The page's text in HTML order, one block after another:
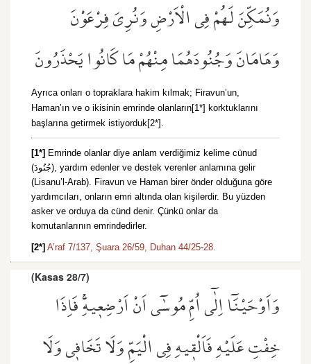
وَنُمَكِّنَ لَهُمْ فِي الْاَرْضِ وَنُرِيَ فِرْعَوْنَ
وَهَامَانَ وَجُنُودَهُمَا مِنْهُمْ مَا كَانُوا يَحْذَرُونَ
Ayrıca onları o topraklara hakim kılmak; Firavun’un,
Haman’ın ve o ikisinin emrinde olanların[1*] korktuklarını
başlarına getirmek istiyorduk[2*].
[1*] Emrinde olanlar diye anlam verdiğimiz kelime cünud
(جُنُودَ), yardım edenler ve destek verenler anlamına gelir
(Lisanu’l-Arab). Firavun ve Haman birer önder olduğuna göre
yardımcıları, onların emri altında olan kişilerdir. Bu yüzden
asker ve orduya da cünd denir. Çünkü onlar da
komutanlarının emrindedirler.
[2*] A’raf 7/137, Şuara 26/59, Duhan 44/25-28.
(Kasas 28/7)
وَاَوْحَيْنَٓا اِلٰٓى اُمِّ مُوسٰٓى اَنْ اَرْضِع۪يهِۚ فَاِذَا
خِفْتِ عَلَيْهِ فَاَلْق۪يهِ فِي الْيَمِّ وَلَا تَخَاف۪ي وَلَا